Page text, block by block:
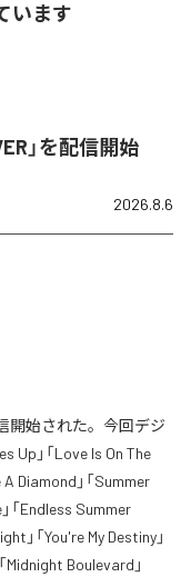
います
」を配信開始
2026.8.6
開始された。今回デジ
Up」「Love Is On The
Diamond」「Summer
「Endless Summer
」「You're My Destiny」
Midnight Boulevard」